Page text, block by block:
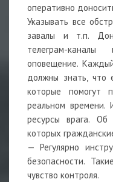
оперативно
Указывать все
завалы и т.п.
телеграм-
оповещение.
должны знать, что
которые помогут
реальном
ресурсы врага.
которых
— Регулярно
безопасности.
чувство контроля.